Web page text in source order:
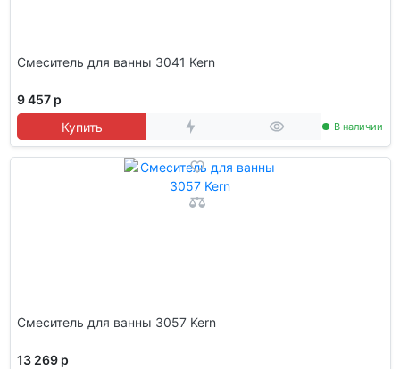
Смеситель для ванны 3041 Kern
9 457 р
Купить
В наличии
Смеситель для ванны 3057 Kern
13 269 р